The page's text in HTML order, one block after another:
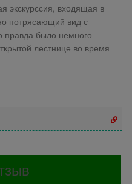
экскурссия, входящая в
потрясающий вид с
правда было немного
лестнице во время